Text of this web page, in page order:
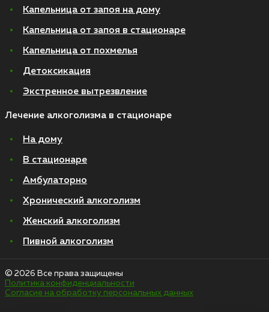
Капельница от запоя на дому
Капельница от запоя в стационаре
Капельница от похмелья
Детоксикация
Экстренное вытрезвление
Лечение алкоголизма в стационаре
На дому
В стационаре
Амбулаторно
Хронический алкоголизм
Женский алкоголизм
Пивной алкоголизм
© 2026 Все права защищены
Политика конфиденциальности
Согласие на обработку персональных данных